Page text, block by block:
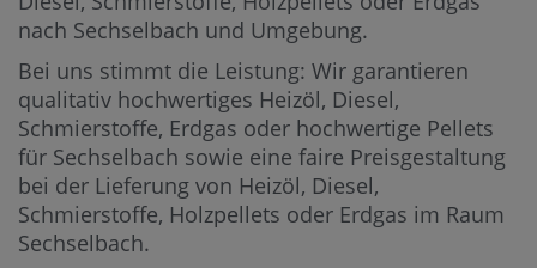
nach Sechselbach und Umgebung.
Bei uns stimmt die Leistung: Wir garantieren
qualitativ hochwertiges Heizöl, Diesel,
Schmierstoffe, Erdgas oder hochwertige Pellets
für Sechselbach sowie eine faire Preisgestaltung
bei der Lieferung von Heizöl, Diesel,
Schmierstoffe, Holzpellets oder Erdgas im Raum
Sechselbach.